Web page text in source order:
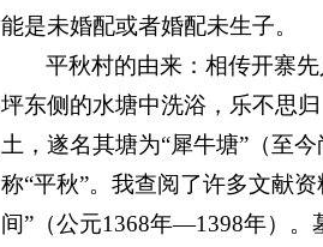
能是未婚配或者婚配未生子。
平秋村的由来：相传开寨
坪东侧的水塘中洗浴，乐不思
土，遂名其塘为“犀牛塘”（至
称“平秋”。我查阅了许多文献
间”（公元1368年—1398年）